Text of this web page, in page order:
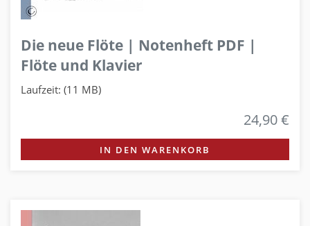
Die neue Flöte | Notenheft PDF |
Flöte und Klavier
Laufzeit: (11 MB)
24,90 €
IN DEN WARENKORB